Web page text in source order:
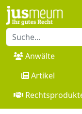
Anwälte
Artikel